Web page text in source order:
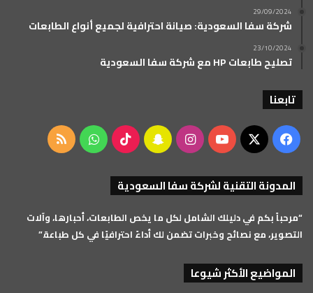
29/09/2024
شركة سفا السعودية: صيانة احترافية لجميع أنواع الطابعات
23/10/2024
تصليح طابعات HP مع شركة سفا السعودية
تابعنا
فيسبوك
‫X
‫YouTubeانستقرامسناب ‫TikTok واتساب ملخص
المدونة التقنية لشركة سفا السعودية
“مرحباً بكم في دليلك الشامل لكل ما يخص الطابعات، أحبارها، وآلات
التصوير، مع نصائح وخبرات تضمن لك أداءً احترافيًا في كل طباعة.”
المواضيع الأكثر شيوعا